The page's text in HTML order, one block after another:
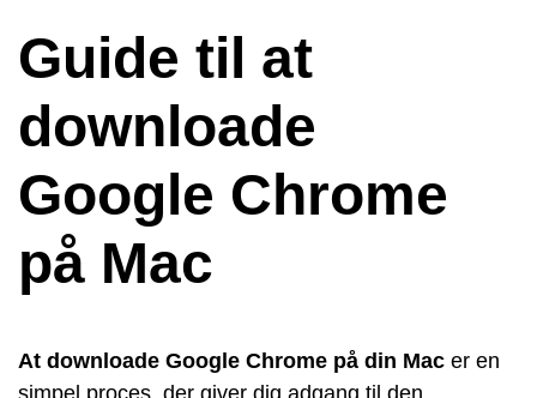
Guide til at
downloade
Google Chrome
på Mac
At downloade Google Chrome på din Mac er en
simpel proces, der giver dig adgang til den